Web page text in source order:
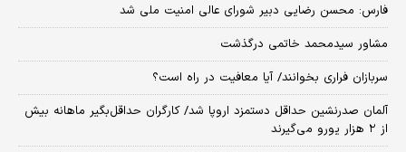
فارس: محسن رضایی دبیر شورای عالی امنیت ملی شد
مشاور سیدمحمد خاتمی درگذشت
سربازان فراری بخوانند/ آیا معافیت در راه است؟
آلمان صدرنشین حداقل دستمزد اروپا شد/ کارگران حداقل‌بگیر ماهانه بیش
از ۲ هزار یورو می‌گیرند